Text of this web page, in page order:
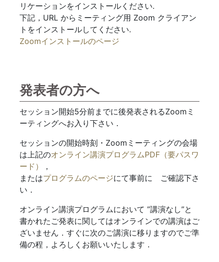
リケーションをインストールください.
下記，URL からミーティング用 Zoom クライアン
トをインストールしてください.
Zoomインストールのページ
発表者の方へ
セッション開始5分前までに後発表されるZoomミ
ーティングへお入り下さい．
セッションの開始時刻・Zoomミーティングの会場
は上記のオンライン講演プログラムPDF（要パスワ
ード）
，
またはプログラムのページにて事前に゙ご確認下さ
い．
オンライン講演プログラムにおいて ”講演なし”と
書かれたご発表に関してはオンラインでの講演はご
ざいません．すぐに次のご講演に移りますのでご準
備の程，よろしくお願いいたします．